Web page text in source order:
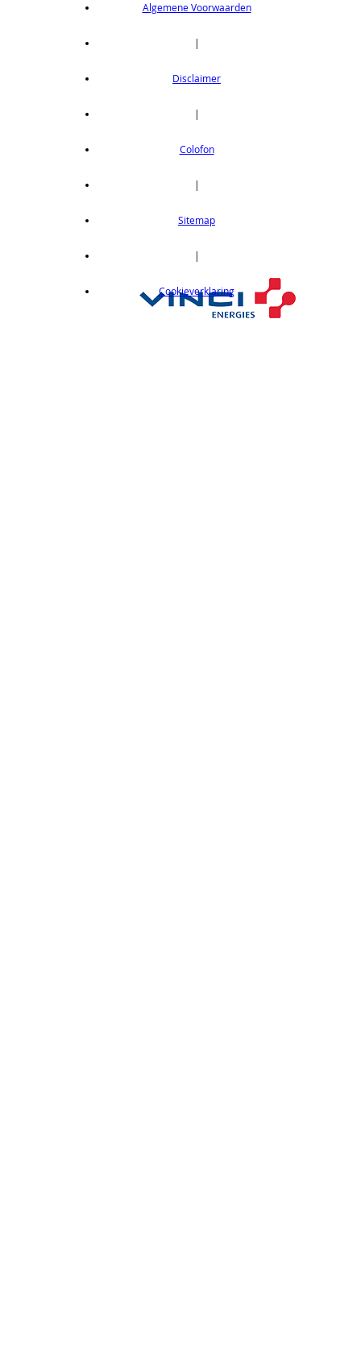
Algemene Voorwaarden
|
Disclaimer
|
Colofon
|
Sitemap
|
Cookieverklaring